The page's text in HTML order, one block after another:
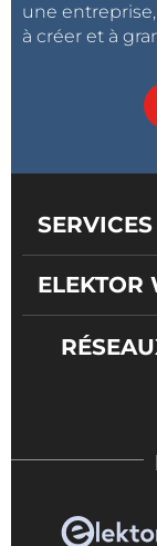
une
à créer et à
SERVICES
ELEKTOR